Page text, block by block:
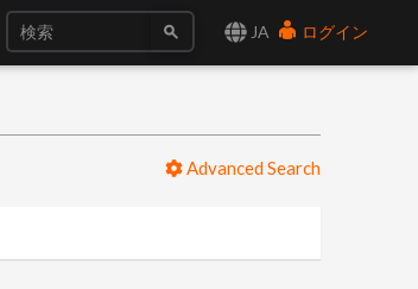
JA ログイン
Advanced Search